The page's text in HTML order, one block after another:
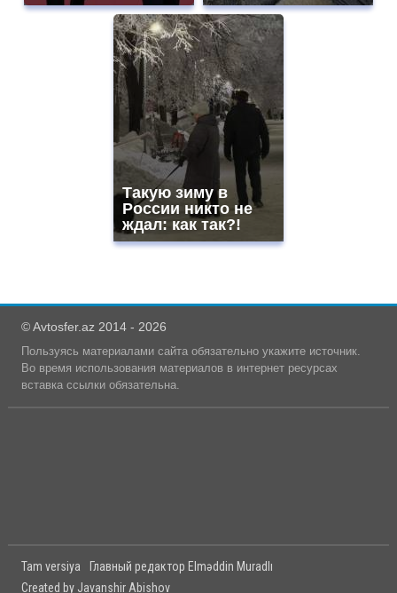
Такую зиму в
России никто не
ждал: как так?!
© Avtosfer.az 2014 - 2026
Пользуясь материалами сайта обязательно укажите источник.
Во время использования материалов в интернет ресурсах
вставка ссылки обязательна.
Tam versiya
Главный редактор Elməddin Muradlı
Created by Javanshir Abishov